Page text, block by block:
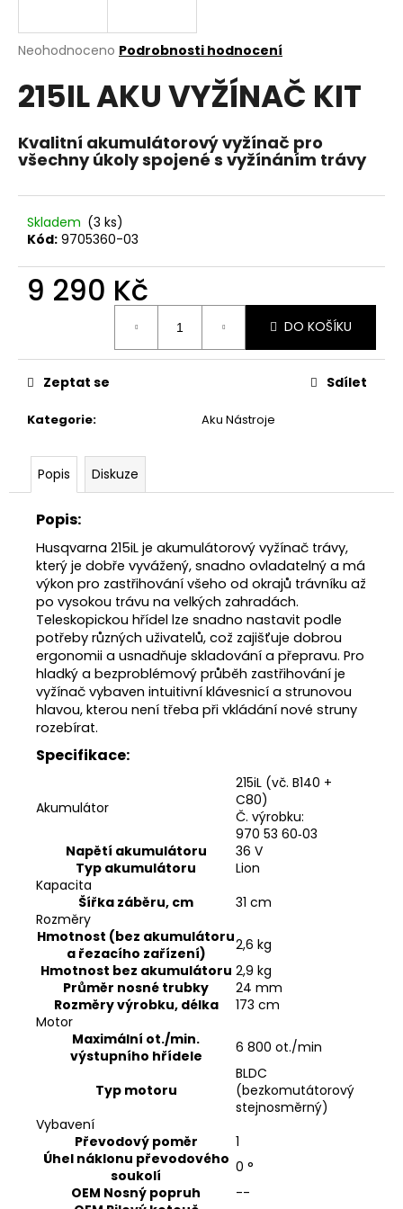
Průměrné
produktu
je
z
5
hvězdiček.
Neohodnoceno Podrobnosti hodnocení
215IL AKU VYŽÍNAČ KIT
Kvalitní akumulátorový vyžínač pro
všechny úkoly spojené s vyžínáním trávy
Skladem (3 ks)
Kód: 9705360-03
9 290 Kč
DO KOŠÍKU
Kategorie: Aku Nástroje
Zeptat se Sdílet
Popis Diskuze
Popis:
Husqvarna 215iL je akumulátorový vyžínač trávy,
který je dobře vyvážený, snadno ovladatelný a má
výkon pro zastřihování všeho od okrajů trávníku až
po vysokou trávu na velkých zahradách.
Teleskopickou hřídel lze snadno nastavit podle
potřeby různých uživatelů, což zajišťuje dobrou
ergonomii a usnadňuje skladování a přepravu. Pro
hladký a bezproblémový průběh zastřihování je
vyžínač vybaven intuitivní klávesnicí a strunovou
hlavou, kterou není třeba při vkládání nové struny
rozebírat.
Specifikace:
Akumulátor
215iL (vč. B140 +
C80)
Č. výrobku:
970 53 60‑03
Napětí akumulátoru
36 V
Typ akumulátoru
Lion
Kapacita
Šířka záběru, cm
31 cm
Rozměry
Hmotnost (bez akumulátoru
a řezacího zařízení)
2,6 kg
Hmotnost bez akumulátoru 2,9 kg
Průměr nosné trubky
24 mm
Rozměry výrobku, délka
173 cm
Motor
Maximální ot./min.
výstupního hřídele
6 800 ot./min
Typ motoru
BLDC
(bezkomutátorový
stejnosměrný)
Vybavení
Převodový poměr
1
Úhel náklonu převodového
soukolí
0 °
OEM Nosný popruh
--
j
t
?
D
r
u
u
HUSQVARNA
AUTOMOWER
430V
NERA
104
990
Kč